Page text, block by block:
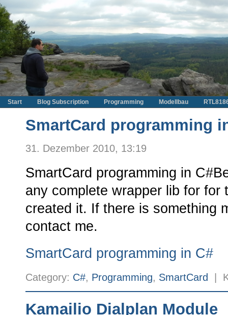
Start Blog Subscription Programming Modellbau
SmartCard programming
31. Dezember 2010, 13:19
SmartCard programming in
any complete wrapper lib for for
created it. If there is something
contact me.
SmartCard programming in C#
Category: C#, Programming, SmartCard
Kamailio Dialplan Module